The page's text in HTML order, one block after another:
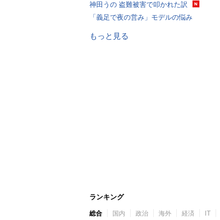
神田うの 盗難被害で叩かれた訳
「義足で夜の営み」モデルの悩み
もっと見る
ランキング
総合 国内 政治 海外 経済 IT